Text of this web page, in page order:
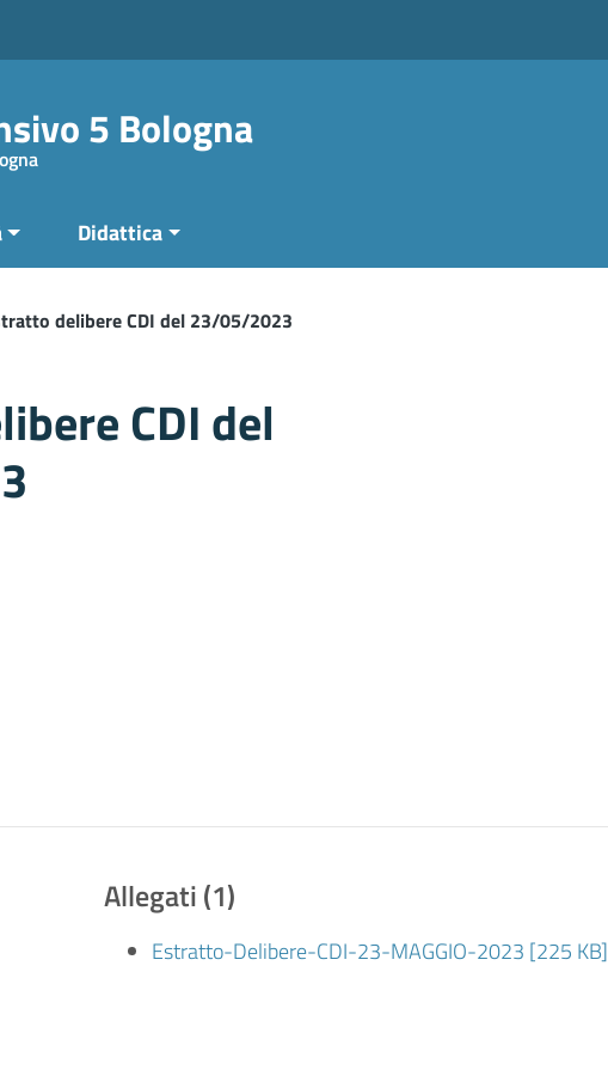
5 Bologna
Didattica
delibere CDI del 23/05/2023
CDI del
Allegati (1)
Estratto-Delibere-CDI-23-MAGGIO-2023 [225 KB]